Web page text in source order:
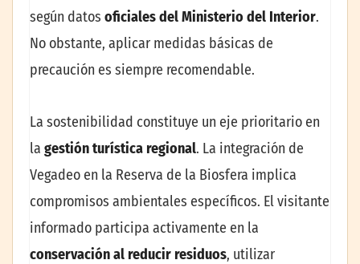
según datos oficiales del Ministerio del Interior.
No obstante, aplicar medidas básicas de
precaución es siempre recomendable.
La sostenibilidad constituye un eje prioritario en
la gestión turística regional. La integración de
Vegadeo en la Reserva de la Biosfera implica
compromisos ambientales específicos. El visitante
informado participa activamente en la
conservación al reducir residuos, utilizar